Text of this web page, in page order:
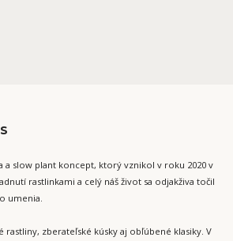
a slow plant koncept, ktorý vznikol v roku 2020 v
rastlinkami a celý náš život sa odjakživa točil
umenia.
rastliny, zberateľské kúsky aj obľúbené klasiky. V